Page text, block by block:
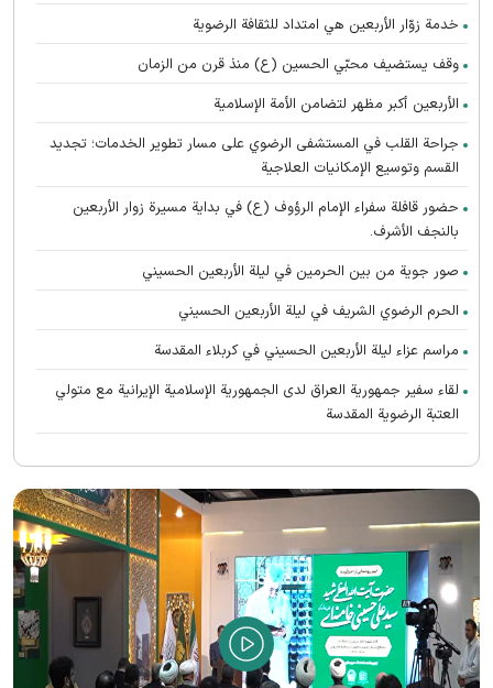
خدمة زوّار الأربعين هي امتداد للثقافة الرضوية
وقف يستضيف محبّي الحسين (ع) منذ قرن من الزمان
الأربعين أكبر مظهر لتضامن الأمة الإسلامية
جراحة القلب في المستشفى الرضوي على مسار تطوير الخدمات؛ تجديد
القسم وتوسيع الإمكانيات العلاجية
حضور قافلة سفراء الإمام الرؤوف (ع) في بدایة مسيرة زوار الأربعين
بالنجف الأشرف.
صور جوية من بين الحرمين في ليلة الأربعين الحسيني
الحرم الرضوي الشریف في ليلة الأربعين الحسيني
مراسم عزاء ليلة الأربعين الحسيني في كربلاء المقدسة
لقاء سفير جمهورية العراق لدى الجمهورية الإسلامية الإيرانية مع متولي
العتبة الرضوية المقدسة
تشارك جامعة الإمام الرضا (ع) الدولية في ندوة دبلوماسية الزيارة الدولیة
زارت قافلة سفراء الإمام الرؤوف عليه السلام مستشفى السيدة بتول في
مدينة الكوت
حضور قافلة سفراء الإمام الرؤوف عليه السلام بين القائمين على المواكب
في مدينة الكوت